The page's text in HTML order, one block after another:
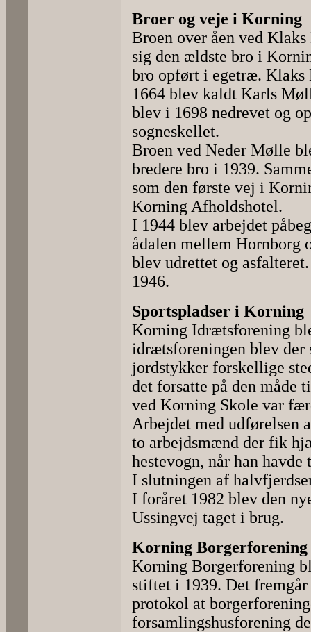
Broer og veje i Korning
Broen over åen ved
sig den ældste bro i
bro opført i egetræ.
1664 blev kaldt Karls
blev i 1698 nedrevet og
sogneskellet.
Broen ved Neder Mølle
bredere bro i 1939.
som den første vej i
Korning Afholdshotel.
I 1944 blev arbejdet
ådalen mellem Hornborg
blev udrettet og
1946.
Sportspladser i Korning
Korning Idrætsforening
idrætsforeningen blev
jordstykker forskellige
det forsatte på den måde
ved Korning Skole var
Arbejdet med udførelsen
to arbejdsmænd der fik
hestevogn, når han havde
I slutningen af
I foråret 1982 blev den
Ussingvej taget i brug.
Korning Borgerforening
Korning Borgerforening
stiftet i 1939. Det
protokol at
forsamlingshusforening